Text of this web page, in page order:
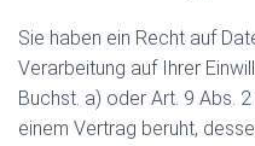
Sie haben ein Recht auf
Verarbeitung auf Ihrer
Buchst. a) oder Art. 9 Abs.
einem Vertrag beruht,